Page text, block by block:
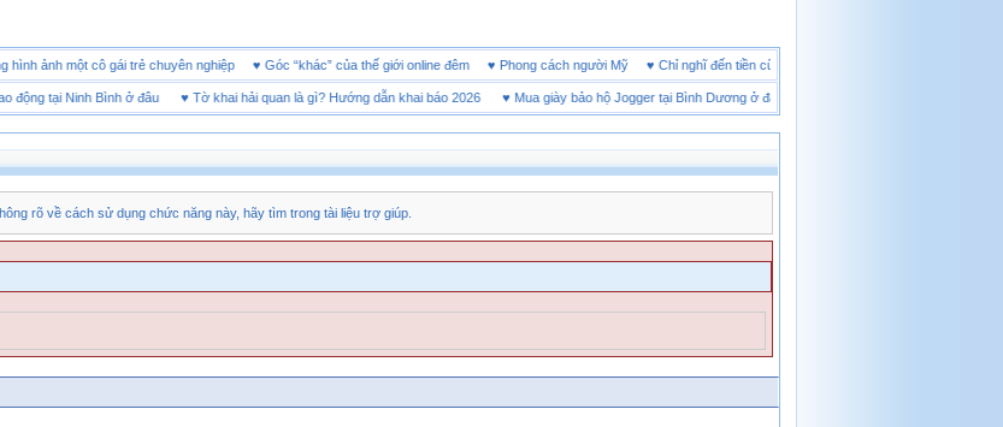
dựng hình ảnh một cô gái trẻ chuyên nghiệp ♥ Góc “khác” của thế giới online đêm ♥Phong cách người Mỹ ♥Chỉ nghĩ đến tiền cũng làm người ta ích kỷ
tại Ninh Bình ở đâu♥ Tờ khai hải quan là gì? Hướng dẫn khai báo 2026♥ Mua giày bảo hộ Jogger tại Bình Dương ở đâu tốt
rõ về cách sử dụng chức năng này, hãy tìm trong tài liệu trợ giúp.